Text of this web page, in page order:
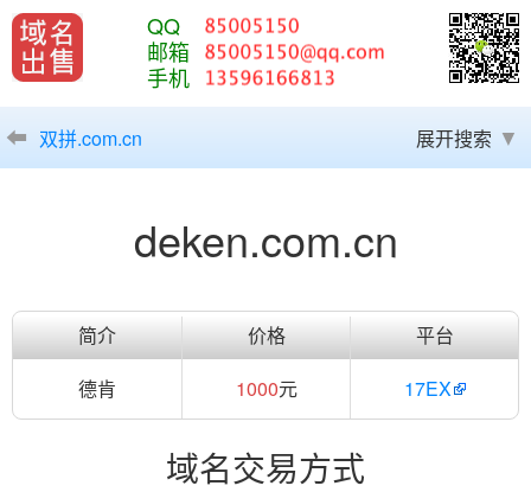
QQ
邮箱
手机
双拼.com.cn 展开搜索
deken.com.cn
简介 价格
平台
德肯
1000元 17EX
域名交易方式